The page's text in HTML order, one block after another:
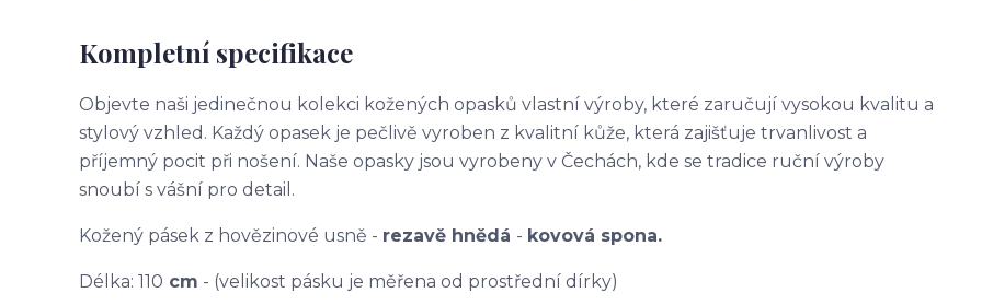
Kompletní specifikace
Objevte naši jedinečnou kolekci kožených opasků vlastní výroby, které zaručují vysokou kvalitu a
stylový vzhled. Každý opasek je pečlivě vyroben z kvalitní kůže, která zajišťuje trvanlivost a
příjemný pocit při nošení. Naše opasky jsou vyrobeny v Čechách, kde se tradice ruční výroby
snoubí s vášní pro detail.
Kožený pásek z hovězinové usně - rezavě hnědá - kovová spona.
Délka: 110 cm - (velikost pásku je měřena od prostřední dírky)